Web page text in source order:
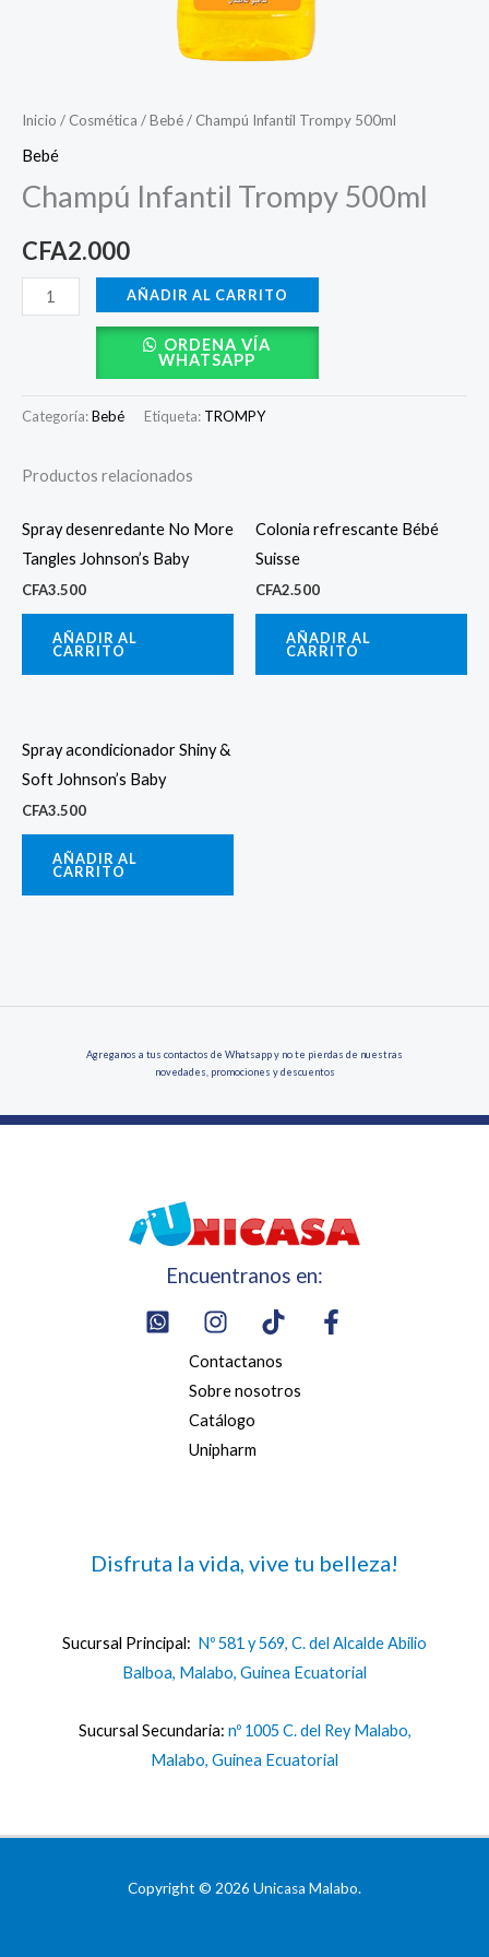
Inicio / Cosmética /Bebé/ Champú Infantil Trompy 500ml
Bebé
Champú Infantil Trompy 500ml
CFA2.000
AÑADIR AL CARRITO
ORDENA VÍA
WHATSAPP
Categoría:Bebé Etiqueta: TROMPY
Productos relacionados
Spray desenredante No More
Tangles Johnson’s Baby
CFA3.500
AÑADIR AL
CARRITO
Colonia refrescante Bébé
Suisse
CFA2.500
AÑADIR AL
CARRITO
Spray acondicionador Shiny &
Soft Johnson’s Baby
CFA3.500
AÑADIR AL
CARRITO
Agreganos a tus contactos de Whatsapp y no te pierdas de nuestras
novedades, promociones y descuentos
Encuentranos en:
Contactanos
Sobre nosotros
Catálogo
Unipharm
Disfruta la vida, vive tu belleza!
Sucursal Principal: Nº 581 y 569, C. del Alcalde Abilio
Balboa, Malabo, Guinea Ecuatorial
Sucursal Secundaria: nº 1005 C. del Rey Malabo,
Malabo, Guinea Ecuatorial
Copyright © 2026 Unicasa Malabo.